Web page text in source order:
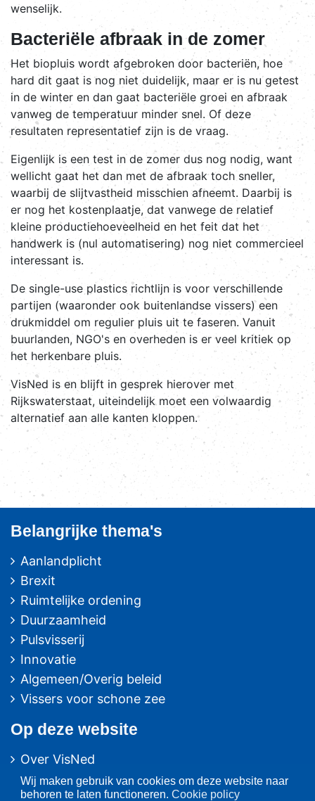
Wij maken gebruik van cookies om deze website naar
behoren te laten functioneren. Cookie policy
wenselijk.
Bacteriële afbraak in de zomer
Het biopluis wordt afgebroken door bacteriën, hoe
hard dit gaat is nog niet duidelijk, maar er is nu getest
in de winter en dan gaat bacteriële groei en afbraak
vanweg de temperatuur minder snel. Of deze
resultaten representatief zijn is de vraag.
Eigenlijk is een test in de zomer dus nog nodig, want
wellicht gaat het dan met de afbraak toch sneller,
waarbij de slijtvastheid misschien afneemt. Daarbij is
er nog het kostenplaatje, dat vanwege de relatief
kleine productiehoeveelheid en het feit dat het
handwerk is (nul automatisering) nog niet commercieel
interessant is.
De single-use plastics richtlijn is voor verschillende
partijen (waaronder ook buitenlandse vissers) een
drukmiddel om regulier pluis uit te faseren. Vanuit
buurlanden, NGO's en overheden is er veel kritiek op
het herkenbare pluis.
VisNed is en blijft in gesprek hierover met
Rijkswaterstaat, uiteindelijk moet een volwaardig
alternatief aan alle kanten kloppen.
Belangrijke thema's
Aanlandplicht
Brexit
Ruimtelijke ordening
Duurzaamheid
Pulsvisserij
Innovatie
Algemeen/Overig beleid
Vissers voor schone zee
Op deze website
Over VisNed
PO's